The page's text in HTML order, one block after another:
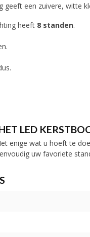
geeft een zuivere, witte
heeft 8 standen.
LED
enige wat u hoeft te
uw favoriete